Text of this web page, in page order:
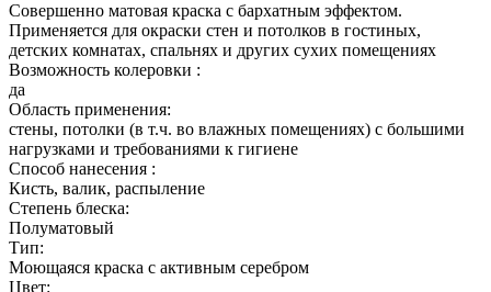
Совершенно матовая краска с бархатным эффектом.
Применяется для окраски стен и потолков в гостиных,
детских комнатах, спальнях и других сухих помещениях
Возможность колеровки :
да
Область применения:
стены, потолки (в т.ч. во влажных помещениях) с большими
нагрузками и требованиями к гигиене
Способ нанесения :
Кисть, валик, распыление
Степень блеска:
Полуматовый
Тип:
Моющаяся краска с активным серебром
Цвет: